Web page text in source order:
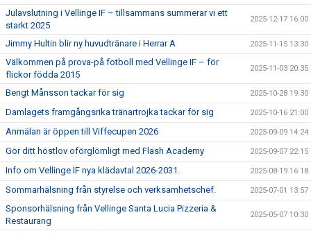
Julavslutning i Vellinge IF – tillsammans summerar vi ett
starkt 2025
2025-12-17 16:00
Jimmy Hultin blir ny huvudtränare i Herrar A 2025-11-15 13:30
Välkommen på prova-på fotboll med Vellinge IF – för
flickor födda 2015
2025-11-03 20:35
Bengt Månsson tackar för sig 2025-10-28 19:30
Damlagets framgångsrika tränartrojka tackar för sig 2025-10-16 21:00
Anmälan är öppen till Viffecupen 2026 2025-09-09 14:24
Gör ditt höstlov oförglömligt med Flash Academy 2025-09-07 22:15
Info om Vellinge IF nya klädavtal 2026-2031. 2025-08-19 16:18
Sommarhälsning från styrelse och verksamhetschef. 2025-07-01 13:57
Sponsorhälsning från Vellinge Santa Lucia Pizzeria &
Restaurang
2025-05-07 10:30